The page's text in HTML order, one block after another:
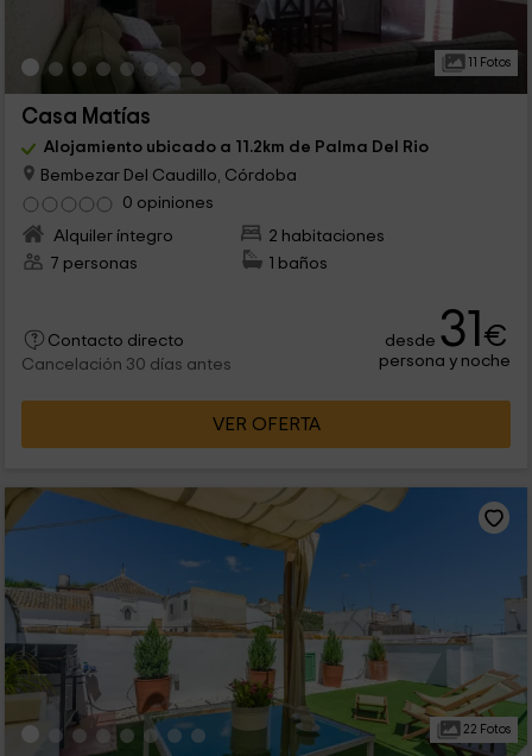
11 Fotos
Casa Matías
Alojamiento ubicado a 11.2km de Palma Del Rio
Bembezar Del Caudillo, Córdoba
0 opiniones
Alquiler íntegro
2 habitaciones
7 personas
1 baños
Contacto directo
Cancelación 30 días antes
desde 31€
persona y noche
VER OFERTA
22 Fotos